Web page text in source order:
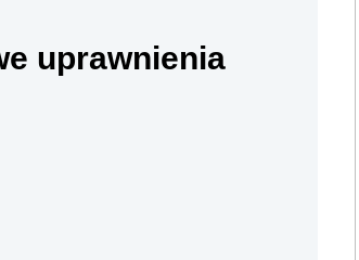
uprawnienia